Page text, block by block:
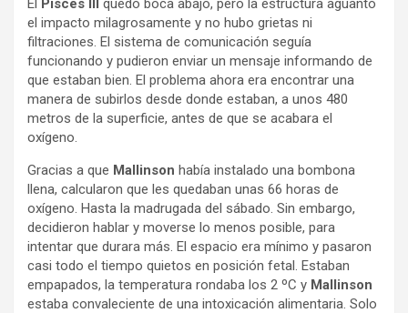
el impacto milagrosamente y no hubo grietas ni
filtraciones. El sistema de comunicación seguía
funcionando y pudieron enviar un mensaje informando de
que estaban bien. El problema ahora era encontrar una
manera de subirlos desde donde estaban, a unos 480
metros de la superficie, antes de que se acabara el
oxígeno.
Gracias a que Mallinson había instalado una bombona
llena, calcularon que les quedaban unas 66 horas de
oxígeno. Hasta la madrugada del sábado. Sin embargo,
decidieron hablar y moverse lo menos posible, para
intentar que durara más. El espacio era mínimo y pasaron
casi todo el tiempo quietos en posición fetal. Estaban
empapados, la temperatura rondaba los 2 ºC y Mallinson
estaba convaleciente de una intoxicación alimentaria. Solo